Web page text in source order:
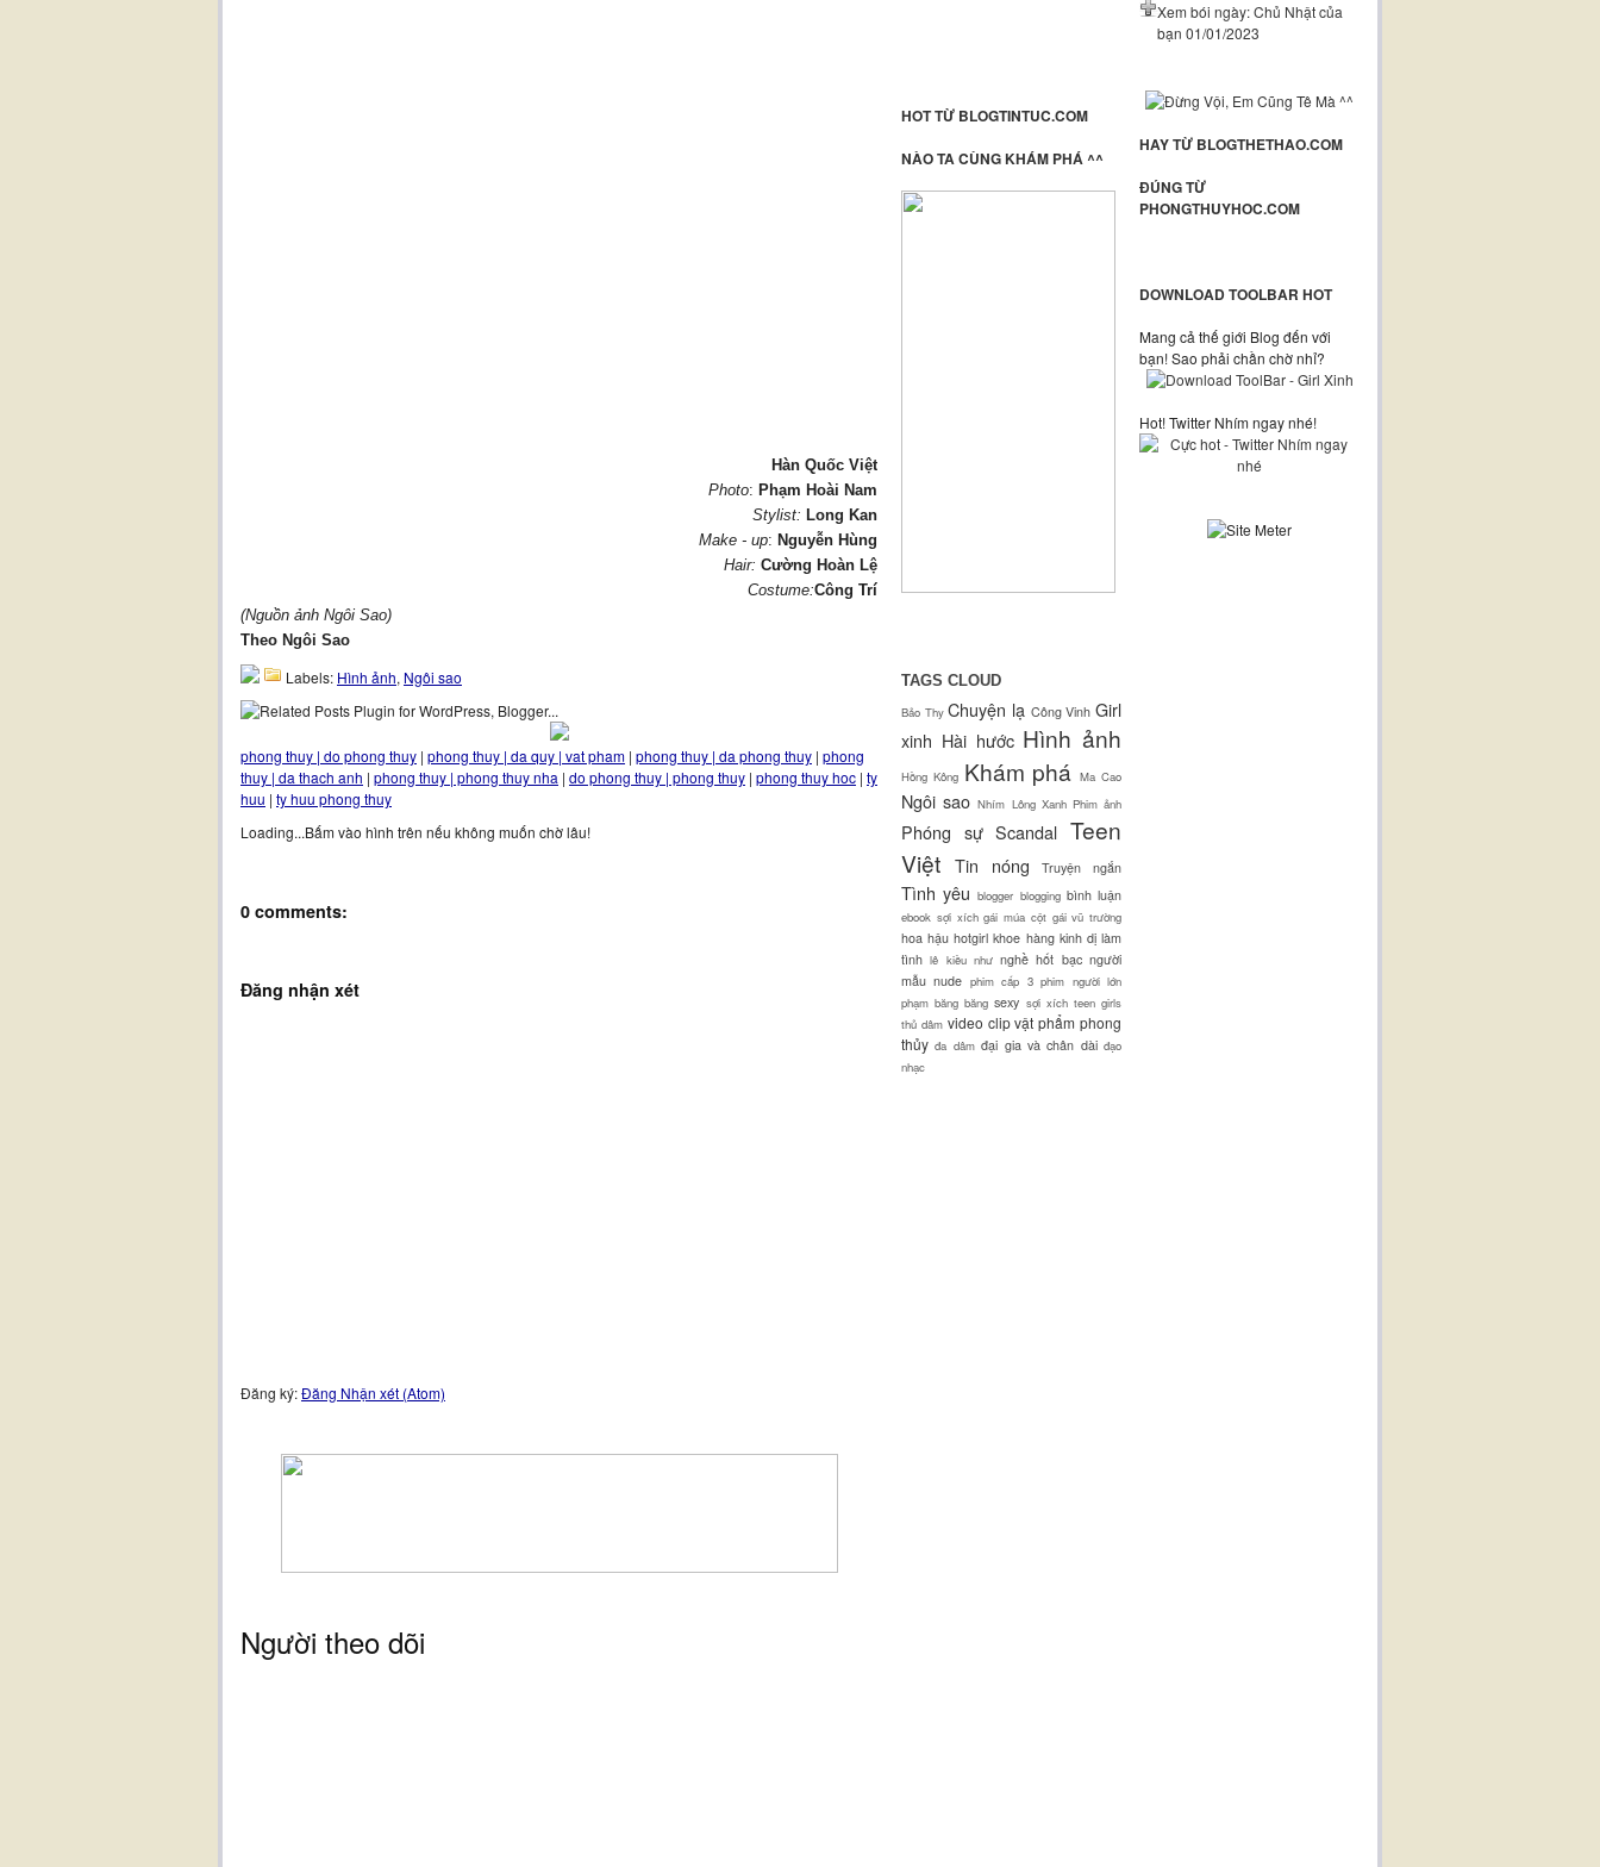
Hàn Quốc Việt
Photo: Phạm Hoài Nam
Stylist: Long Kan
Make - up: Nguyễn Hùng
Hair: Cường Hoàn Lệ
Costume:Công Trí
(Nguồn ảnh Ngôi Sao)
Theo Ngôi Sao
Labels: Hình ảnh, Ngôi sao
phong thuy | do phong thuy | phong thuy | da quy | vat pham | phong thuy | da phong thuy | phong
thuy | da thach anh | phong thuy | phong thuy nha | do phong thuy | phong thuy | phong thuy hoc | ty
huu | ty huu phong thuy
Loading...Bấm vào hình trên nếu không muốn chờ lâu!
0 comments:
Đăng nhận xét
Đăng ký:Đăng Nhận xét (Atom)
Người theo dõi
HOT TỪ BLOGTINTUC.COM
NÀO TA CÙNG KHÁM PHÁ ^^
TAGS CLOUD
Bảo Thy Chuyện lạ Công Vinh Girl
xinh Hài hước Hình ảnh
Hồng Kông Khám phá Ma Cao
Ngôi sao Nhím Lông Xanh Phim ảnh
Phóng sự Scandal Teen
Việt Tin nóng Truyện ngắn
Tình yêu blogger blogging bình luận
ebook sợi xích gái múa cột gái vũ trường
hoa hậu hotgirl khoe hàng kinh dị làm
tình lê kiều như nghề hốt bạc người
mẫu nude phim cấp 3 phim người lớn
phạm băng băng sexy sợi xích teen girls
thủ dâm video clip vật phẩm phong
thủy đa dâm đại gia và chân dài đạo
nhạc
Xem bói ngày: Chủ Nhật của
bạn 01/01/2023
HAY TỪ BLOGTHETHAO.COM
ĐÚNG TỪ
PHONGTHUYHOC.COM
DOWNLOAD TOOLBAR HOT
Mang cả thế giới Blog đến với
bạn! Sao phải chần chờ nhỉ?
Hot! Twitter Nhím ngay nhé!